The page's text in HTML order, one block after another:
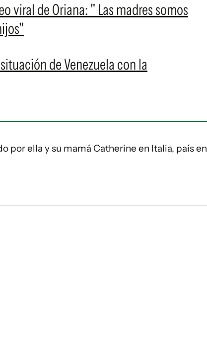
viral de Oriana: " Las madres somos
de Venezuela con la
por ella y su mamá Catherine en Italia, país en